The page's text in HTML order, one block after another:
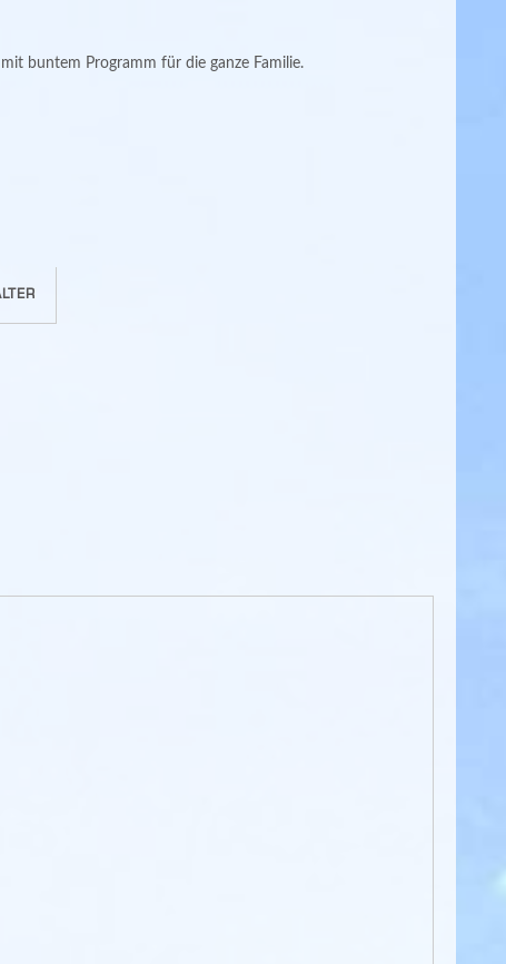
buntem Programm für die ganze Familie.